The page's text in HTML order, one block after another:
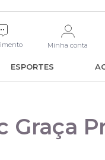
Minha conta
ESPORTES
Graça